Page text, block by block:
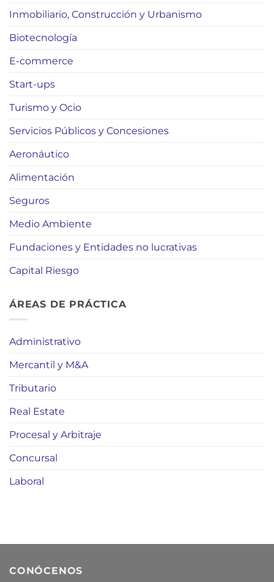
Inmobiliario, Construcción y Urbanismo
Biotecnología
E-commerce
Start-ups
Turismo y Ocio
Servicios Públicos y Concesiones
Aeronáutico
Alimentación
Seguros
Medio Ambiente
Fundaciones y Entidades no lucrativas
Capital Riesgo
ÁREAS DE PRÁCTICA
Administrativo
Mercantil y M&A
Tributario
Real Estate
Procesal y Arbitraje
Concursal
Laboral
CONÓCENOS